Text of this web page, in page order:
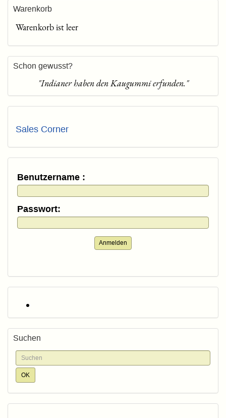
Warenkorb
Warenkorb ist leer
Schon gewusst?
"Indianer haben den Kaugummi erfunden."
Sales Corner
Benutzername :
Passwort:
Anmelden
Suchen